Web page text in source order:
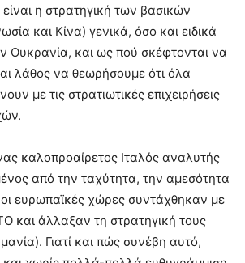
είναι η στρατηγική των βασικών
και Κίνα) γενικά, όσο και ειδικά
Ουκρανία, και ως πού σκέφτονται να
λάθος να θεωρήσουμε ότι όλα
με τις στρατιωτικές επιχειρήσεις
καλοπροαίρετος Ιταλός αναλυτής
από την ταχύτητα, την αμεσότητα
ευρωπαϊκές χώρες συντάχθηκαν με
και άλλαξαν τη στρατηγική τους
Γιατί και πώς συνέβη αυτό,